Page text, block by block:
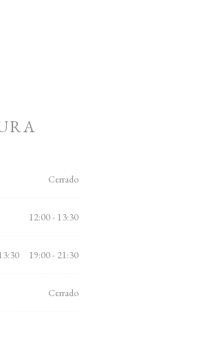
Cerrado
12:00 - 13:30
19:00 - 21:30
Cerrado